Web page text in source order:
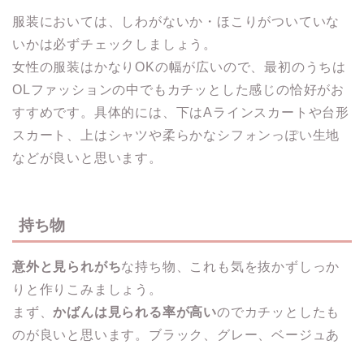
服装においては、しわがないか・ほこりがついていな
いかは必ずチェックしましょう。
女性の服装はかなりOKの幅が広いので、最初のうちは
OLファッションの中でもカチッとした感じの恰好がお
すすめです。具体的には、下はAラインスカートや台形
スカート、上はシャツや柔らかなシフォンっぽい生地
などが良いと思います。
持ち物
意外と見られがちな持ち物、これも気を抜かずしっか
りと作りこみましょう。
まず、かばんは見られる率が高いのでカチッとしたも
のが良いと思います。ブラック、グレー、ベージュあ